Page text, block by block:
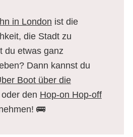
in London ist die
die Stadt zu
du etwas ganz
Dann kannst du
Boot über die
oder den Hop-on Hop-off
🚌